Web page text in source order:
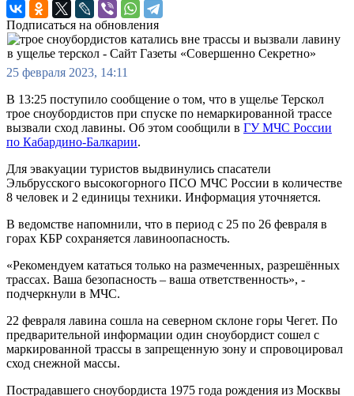
Подписаться на обновления
25 февраля 2023, 14:11
В 13:25 поступило сообщение о том, что в ущелье Терскол
трое сноубордистов при спуске по немаркированной трассе
вызвали сход лавины. Об этом сообщили в ГУ МЧС России
по Кабардино-Балкарии.
Для эвакуации туристов выдвинулись спасатели
Эльбрусского высокогорного ПСО МЧС России в количестве
8 человек и 2 единицы техники. Информация уточняется.
В ведомстве напомнили, что в период с 25 по 26 февраля в
горах КБР сохраняется лавиноопасность.
«Рекомендуем кататься только на размеченных, разрешённых
трассах. Ваша безопасность – ваша ответственность», -
подчеркнули в МЧС.
22 февраля лавина сошла на северном склоне горы Чегет. По
предварительной информации один сноубордист сошел с
маркированной трассы в запрещенную зону и спровоцировал
сход снежной массы.
Пострадавшего сноубордиста 1975 года рождения из Москвы